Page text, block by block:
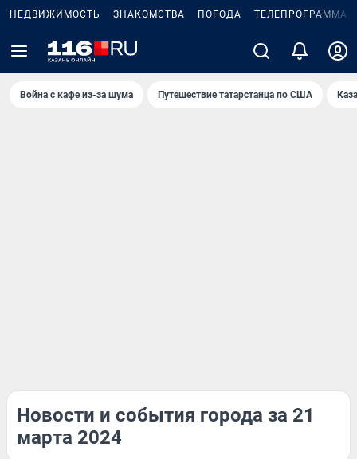
НЕДВИЖИМОСТЬ ЗНАКОМСТВА ПОГОДА ТЕЛЕПРОГРАММА
Война с кафе из-за шума Путешествие татарстанца по США
Новости и события города за 21
марта 2024